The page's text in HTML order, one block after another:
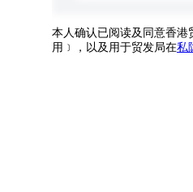
本人确认已阅读及同意香港
用﹞，以及用于贸发局在私